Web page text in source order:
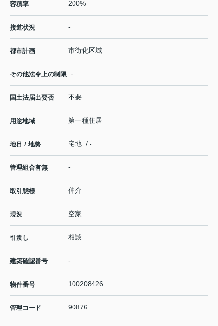
容積率 200%
接道状況 -
都市計画 市街化区域
その他法令上の制限 -
国土法届出要否 不要
用途地域 第一種住居
地目 / 地勢 宅地 / -
管理組合有無 -
取引態様 仲介
現況 空家
引渡し 相談
建築確認番号 -
物件番号 100208426
管理コード 90876